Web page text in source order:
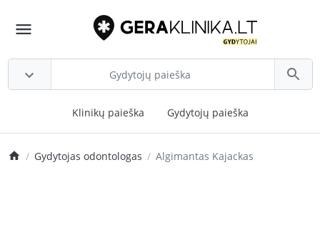
Klinikų paieška Gydytojų paieška
Gydytojas odontologas Algimantas Kajackas